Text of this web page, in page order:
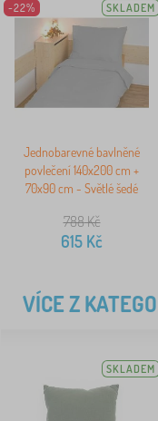
-22% SKLADEM
Jednobarevné bavlněné
povlečení 140x200 cm +
70x90 cm - Světlé šedé
788Kč
615 Kč
VÍCE Z
SKLADEM